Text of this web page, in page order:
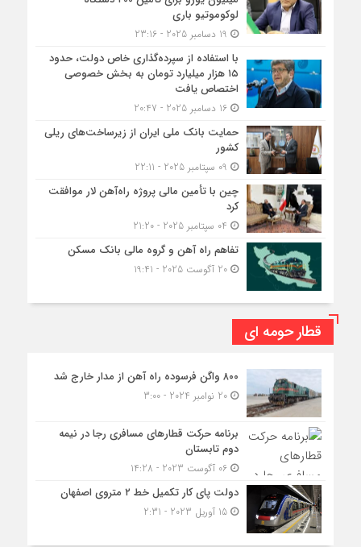
لوکوموتیو باری
با استفاده از سپرده‌گذاری خاص دولت، حدود
۱۵ هزار میلیارد تومان به بخش خصوصی
اختصاص یافت
16 دسامبر 2025 - 20:47
حمایت بانک ملی ایران از زیرساخت‌های ریلی
کشور
چین با تأمین مالی پروژه راه‌آهن لار موافقت
کرد
تفاهم راه آهن و گروه مالی بانک مسکن
20 آگوست 2025 - 19:41
قطار حومه ای
۸۰۰ واگن فرسوده راه آهن از مدار خارج شد
20 نوامبر 2024 - 3:00
برنامه حرکت قطارهای مسافری رجا در نیمه
دوم تابستان
06 آگوست 2023 - 14:28
دولت پای کار تکمیل خط ۲ متروی اصفهان
15 آوریل 2023 - 2:31